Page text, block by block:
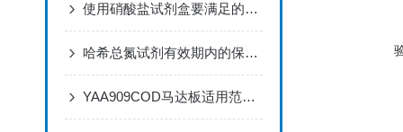
使用硝酸盐试剂盒要满足的条件
哈希总氮试剂有效期内的保存情况应该如何进行
YAA909COD马达板适用范围及特点